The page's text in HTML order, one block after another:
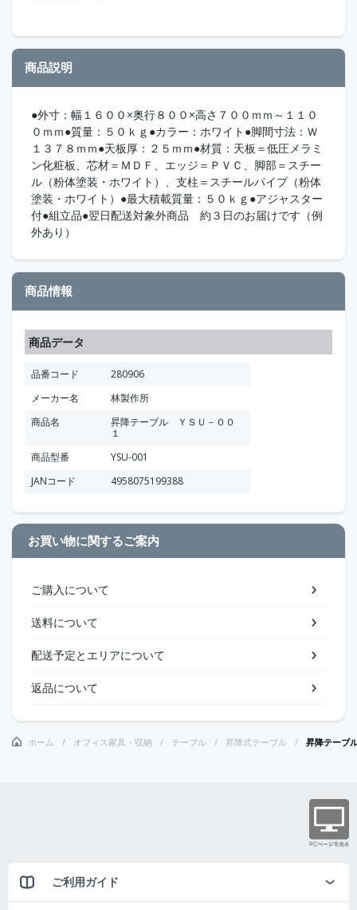
商品説明
●外寸：幅１６００×奥行８００×高さ７００ｍｍ～１１０
０ｍｍ●質量：５０ｋｇ●カラー：ホワイト●脚間寸法：Ｗ
１３７８ｍｍ●天板厚：２５ｍｍ●材質：天板＝低圧メラミ
ン化粧板、芯材＝ＭＤＦ、エッジ＝ＰＶＣ、脚部＝スチー
ル（粉体塗装・ホワイト）、支柱＝スチールパイプ（粉体
塗装・ホワイト）●最大積載質量：５０ｋｇ●アジャスター
付●組立品●翌日配送対象外商品 約３日のお届けです（例
外あり）
商品情報
商品データ
品番コード
280906
メーカー名
林製作所
商品名
昇降テーブル ＹＳＵ－００
１
商品型番
YSU-001
JANコード
4958075199388
お買い物に関するご案内
ご購入について
送料について
配送予定とエリアについて
返品について
ホーム オフィス家具・収納 テーブル 昇降式テーブル 昇降テーブ
ご利用ガイド